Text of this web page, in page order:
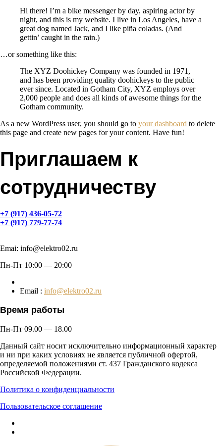
Hi there! I’m a bike messenger by day, aspiring actor by
night, and this is my website. I live in Los Angeles, have a
great dog named Jack, and I like piña coladas. (And
gettin’ caught in the rain.)
…or something like this:
The XYZ Doohickey Company was founded in 1971,
and has been providing quality doohickeys to the public
ever since. Located in Gotham City, XYZ employs over
2,000 people and does all kinds of awesome things for the
Gotham community.
As a new WordPress user, you should go to your dashboard to delete
this page and create new pages for your content. Have fun!
Приглашаем к
сотрудничеству
+7 (917) 436-05-72
+7 (917) 779-77-74
Emai: info@elektro02.ru
Пн-Пт 10:00 — 20:00
Email : info@elektro02.ru
Время работы
Пн-Пт 09.00 — 18.00
Данный сайт носит исключительно информационный характер
и ни при каких условиях не является публичной офертой,
определяемой положениями ст. 437 Гражданского кодекса
Российской Федерации.
Политика о конфиденциальности
Пользовательское соглашение